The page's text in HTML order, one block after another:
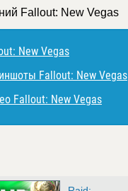
Fallout: New Vegas
New Vegas
Fallout: New Vegas
Fallout: New Vegas